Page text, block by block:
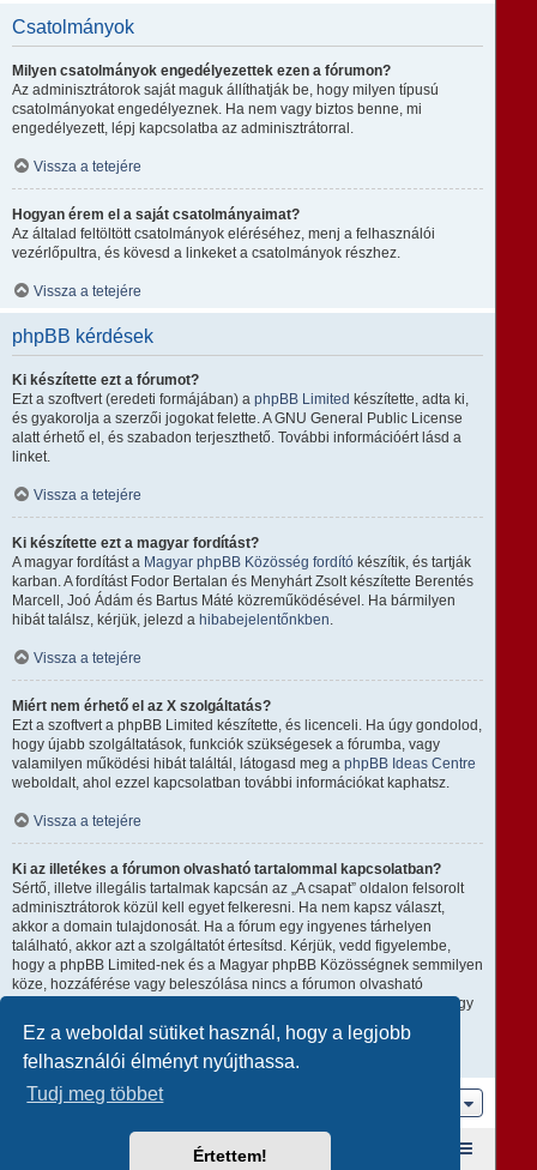
Ez a weboldal sütiket használ, hogy a legjobb
felhasználói élményt nyújthassa.
Tudj meg többet
Értettem!
Csatolmányok
Milyen csatolmányok engedélyezettek ezen a fórumon?
Az adminisztrátorok saját maguk állíthatják be, hogy milyen típusú
csatolmányokat engedélyeznek. Ha nem vagy biztos benne, mi
engedélyezett, lépj kapcsolatba az adminisztrátorral.
Vissza a tetejére
Hogyan érem el a saját csatolmányaimat?
Az általad feltöltött csatolmányok eléréséhez, menj a felhasználói
vezérlőpultra, és kövesd a linkeket a csatolmányok részhez.
Vissza a tetejére
phpBB kérdések
Ki készítette ezt a fórumot?
Ezt a szoftvert (eredeti formájában) a phpBB Limited készítette, adta ki,
és gyakorolja a szerzői jogokat felette. A GNU General Public License
alatt érhető el, és szabadon terjeszthető. További információért lásd a
linket.
Vissza a tetejére
Ki készítette ezt a magyar fordítást?
A magyar fordítást a Magyar phpBB Közösség fordító készítik, és tartják
karban. A fordítást Fodor Bertalan és Menyhárt Zsolt készítette Berentés
Marcell, Joó Ádám és Bartus Máté közreműködésével. Ha bármilyen
hibát találsz, kérjük, jelezd a hibabejelentőnkben.
Vissza a tetejére
Miért nem érhető el az X szolgáltatás?
Ezt a szoftvert a phpBB Limited készítette, és licenceli. Ha úgy gondolod,
hogy újabb szolgáltatások, funkciók szükségesek a fórumba, vagy
valamilyen működési hibát találtál, látogasd meg a phpBB Ideas Centre
weboldalt, ahol ezzel kapcsolatban további információkat kaphatsz.
Vissza a tetejére
Ki az illetékes a fórumon olvasható tartalommal kapcsolatban?
Sértő, illetve illegális tartalmak kapcsán az „A csapat” oldalon felsorolt
adminisztrátorok közül kell egyet felkeresni. Ha nem kapsz választ,
akkor a domain tulajdonosát. Ha a fórum egy ingyenes tárhelyen
található, akkor azt a szolgáltatót értesítsd. Kérjük, vedd figyelembe,
hogy a phpBB Limited-nek és a Magyar phpBB Közösségnek semmilyen
köze, hozzáférése vagy beleszólása nincs a fórumon olvasható
tartalomhoz, ezért nem tehető semmilyen módon felelőssé amiatt, hogy
ki mire használja ezt a fórumot.
Vissza a tetejére